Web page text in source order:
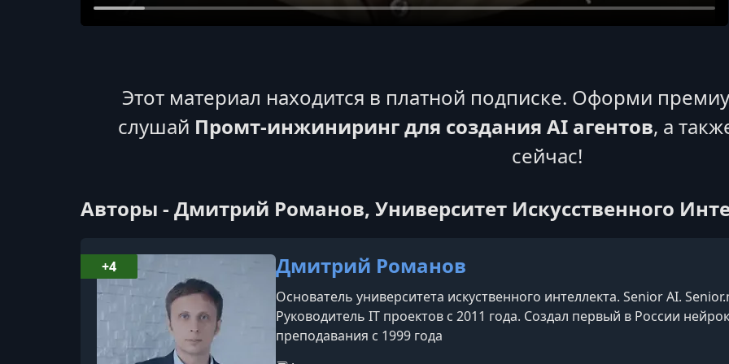
Этот материал находится в платной подписке. Оформи
слушай Промт-инжиниринг для создания AI агентов, а
сейчас!
Авторы - Дмитрий Романов, Университет Искусственного
Дмитрий Романов
Основатель университета искуственного интеллекта. Senior AI.
Руководитель IT проектов с 2011 года. Создал первый в России
преподавания с 1999 года
+4